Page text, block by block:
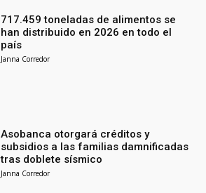
717.459 toneladas de alimentos se
han distribuido en 2026 en todo el
país
Janna Corredor
Asobanca otorgará créditos y
subsidios a las familias damnificadas
tras doblete sísmico
Janna Corredor